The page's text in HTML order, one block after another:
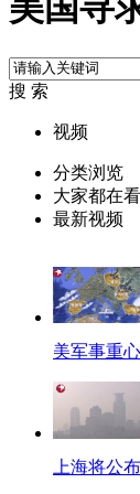
美国寻
搜 索
视频
分类浏览
大家都在看
最新视频
美军事重
上海将公